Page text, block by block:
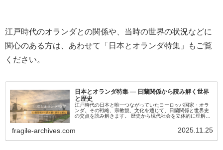
江戸時代のオランダとの関係や、当時の世界の状況などに
関心のある方は、あわせて「日本とオランダ特集」もご覧
ください。
日本とオランダ特集 ― 日蘭関係から読み解く世界
と歴史
江戸時代の日本と唯一つながっていたヨーロッパ国家・オラ
ンダ。その戦略、宗教観、文化を通じて、日蘭関係と世界史
の交点を読み解きます。 歴史から現代社会を立体的に理解す
fragile-archives.com 2025.11.25